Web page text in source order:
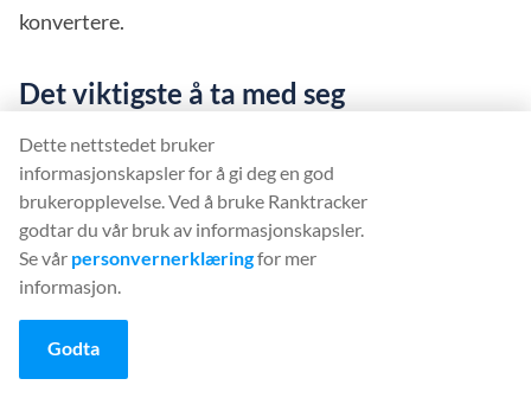
konvertere.
Det viktigste å ta med seg
Generelt sett har mobile first-indeksering satt en
høyere standard for hvordan nettsteder skal se ut og
fungere på Internett. Søkemotorene er nå først og
fremst interessert i hvordan nettstedet ditt betjener
mobilbrukere.
Ved å følge denne veiledningen bør du få et klarere
Dette nettstedet bruker
informasjonskapsler for å gi deg en god
brukeropplevelse. Ved å bruke Ranktracker
godtar du vår bruk av informasjonskapsler.
Se vår personvernerklæringfor mer
informasjon.
Godta